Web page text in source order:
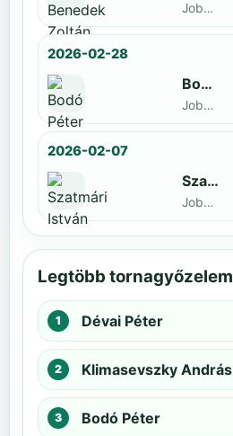
Jobbak · döntős: id. Benedek Zoltán
2026-02-28
Bodó Péter
Jobbak · döntős: Kocsó Sándor
2026-02-07
Szatmári István
Jobbak · döntős: Kiss Barnabás
Legtöbb tornagyőzelem
Dévai Péter
Klimasevszky András
Bodó Péter